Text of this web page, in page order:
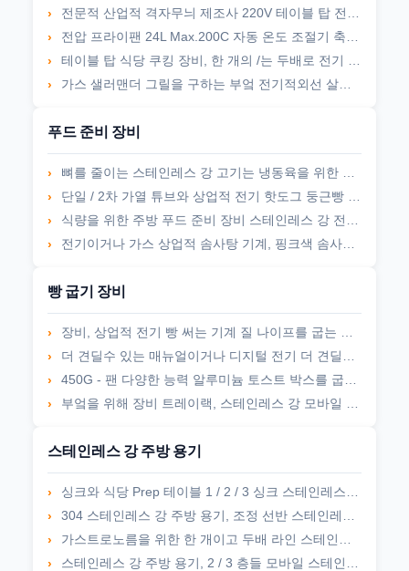
전문적 산업적 격자무늬 제조사 220V 테이블 탑 전기 격자무늬 기계
전압 프라이팬 24L Max.200C 자동 온도 조절기 축척 계수 304
테이블 탑 식당 쿠킹 장비, 한 개의 /는 두배로 전기 튀김기 상용을 탱크에 저장합니다
가스 샐러맨더 그릴을 구하는 부엌 전기적외선 살라만더 에너지 사
푸드 준비 장비
뼈를 줄이는 스테인레스 강 고기는 냉동육을 위한 전기 뼈 절단 장비를 봤습니다
단일 / 2차 가열 튜브와 상업적 전기 핫도그 둥근빵 보온기 기계
식량을 위한 주방 푸드 준비 장비 스테인레스 강 전기 배인 마리는 따뜻해집니다
전기이거나 가스 상업적 솜사탕 기계, 핑크색 솜사탕 성형기
빵 굽기 장비
장비, 상업적 전기 빵 써는 기계 질 나이프를 굽는 스타닐스 강철 빵
더 견딜수 있는 매뉴얼이거나 디지털 전기 더 견딜수 있는 오븐 상업적 전기 빵
450G - 팬 다양한 능력 알루미늄 토스트 박스를 굽는 1200G 오래가는 한 덩어리의 빵
부엌을 위해 장비 트레이랙, 스테인레스 강 모바일 손수레를 굽는 빵
스테인레스 강 주방 용기
싱크와 식당 Prep 테이블 1 / 2 / 3 싱크 스테인레스 강 싱크 테이블
304 스테인레스 강 주방 용기, 조정 선반 스테인레스 강 작업 테이블
가스트로노름을 위한 한 개이고 두배 라인 스테인레스 강 손수레 부엌
스테인레스 강 주방 용기, 2 / 3 층들 모바일 스테인레스 강 부엌 카트